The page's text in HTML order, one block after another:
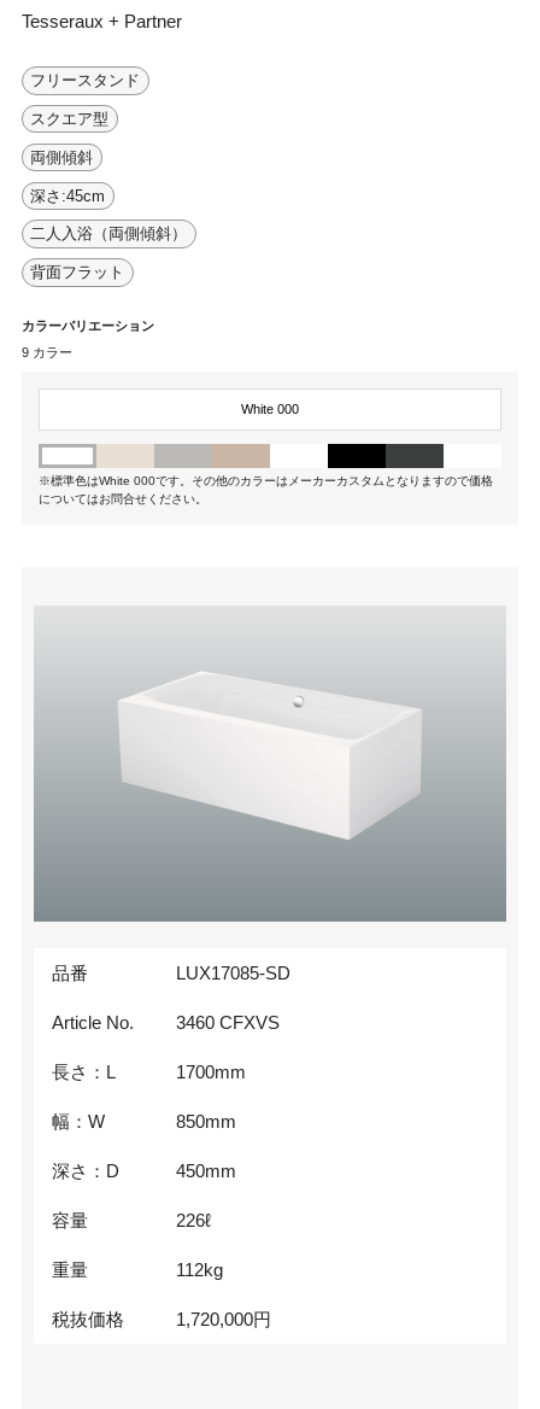
Tesseraux + Partner
フリースタンド
スクエア型
両側傾斜
深さ:45cm
二人入浴（両側傾斜）
背面フラット
カラーバリエーション
9 カラー
White 000
※標準色はWhite 000です。その他のカラーはメーカーカスタムとなりますので価格
についてはお問合せください。
品番 LUX17085-SD
Article No. 3460 CFXVS
長さ：L 1700mm
幅：W 850mm
深さ：D 450mm
容量 226ℓ
重量 112kg
税抜価格 1,720,000円